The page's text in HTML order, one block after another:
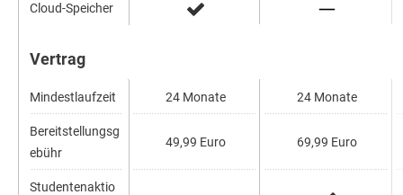
Cloud-Speicher
Vertrag
Mindestlaufzeit
Bereitstellungsg
ebühr
Studentenaktio
24 Monate
49,99 Euro
24 Monate
69,99 Euro